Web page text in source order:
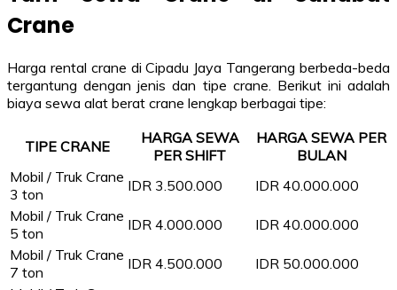
Crane
Harga rental crane di Cipadu Jaya Tangerang berbeda-beda
tergantung dengan jenis dan tipe crane. Berikut ini adalah
biaya sewa alat berat crane lengkap berbagai tipe:
TIPE CRANE
HARGA SEWA
PER SHIFT
HARGA SEWA PER
BULAN
Mobil / Truk Crane
3 ton
IDR 3.500.000
IDR 40.000.000
Mobil / Truk Crane
5 ton
IDR 4.000.000
IDR 40.000.000
Mobil / Truk Crane
7 ton
IDR 4.500.000
IDR 50.000.000